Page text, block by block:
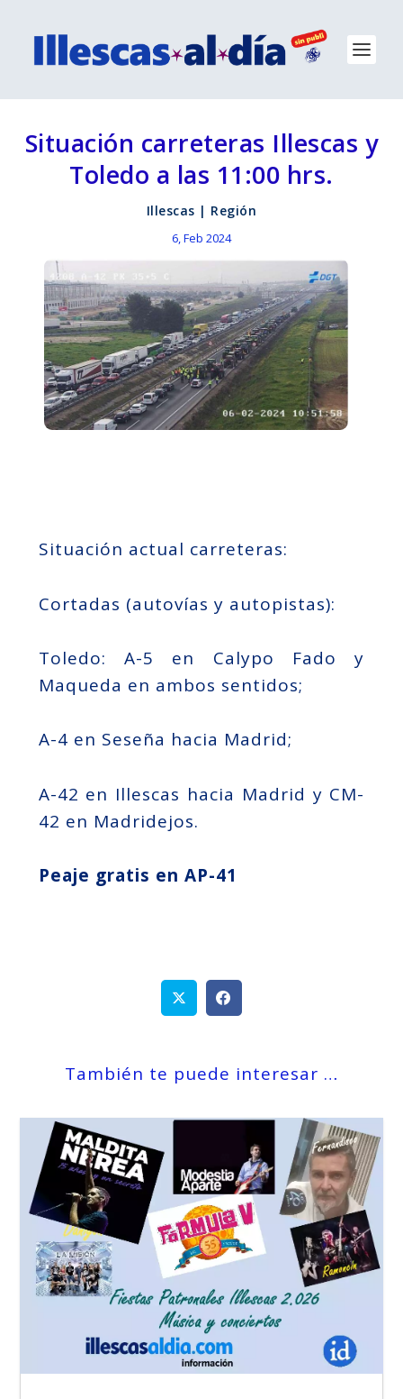
Situación carreteras Illescas y
Toledo a las 11:00 hrs.
Illescas | Región
6, Feb 2024
Situación actual carreteras:
Cortadas (autovías y autopistas):
Toledo: A-5 en Calypo Fado y
Maqueda en ambos sentidos;
A-4 en Seseña hacia Madrid;
A-42 en Illescas hacia Madrid y CM-
42 en Madridejos.
Peaje gratis en AP-41
También te puede interesar …